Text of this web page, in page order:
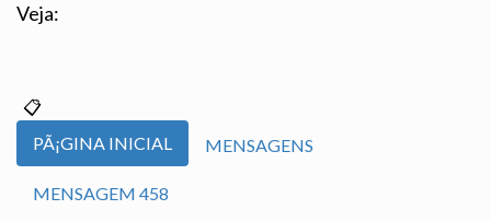
Veja:
PÃ¡GINA INICIAL MENSAGENS
MENSAGEM 458